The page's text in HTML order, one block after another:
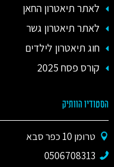
לאתר תיאטרון החאן
לאתר תיאטרון גשר
חוג תיאטרון לילדים
קורס פסח 2025
הסטודיו הוותיק
טרומן 10 כפר סבא
0506708313